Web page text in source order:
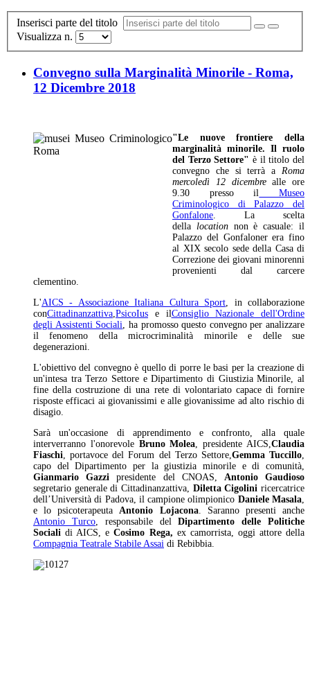
Inserisci parte del titolo
Visualizza n.
Convegno sulla Marginalità Minorile - Roma,
12 Dicembre 2018
"Le nuove frontiere della
marginalità minorile. Il ruolo
del Terzo Settore" è il titolo del
convegno che si terrà a Roma
mercoledì 12 dicembrealle ore
9.30 presso il
Museo
Criminologico di Palazzo del
Gonfalone . La scelta
della locationnon è casuale: il
Palazzo del Gonfaloner era fino
al XIX secolo sede della Casa di
Correzione dei giovani minorenni
provenienti dal carcere
clementino.
L'AICS - Associazione Italiana Cultura Sport , in collaborazione
conCittadinanzattiva PsicoIus e ilConsiglio Nazionale dell'Ordine
degli Assistenti Sociali , ha promosso questo convegno per analizzare
il fenomeno della microcriminalità minorile e delle sue
degenerazioni.
L'obiettivo del convegno è quello di porre le basi per la creazione di
un'intesa tra Terzo Settore e Dipartimento di Giustizia Minorile, al
fine della costruzione di una rete di volontariato capace di fornire
risposte efficaci ai giovanissimi e alle giovanissime ad alto rischio di
disagio.
Sarà un'occasione di apprendimento e confronto, alla quale
interverranno l'onorevoleBruno Molea , presidente AICS,Claudia
Fiaschi , portavoce del Forum del Terzo Settore, Gemma Tuccillo
capo del Dipartimento per la giustizia minorile e di comunità,
Gianmario Gazzi presidente del CNOAS, Antonio Gaudioso
segretario generale di Cittadinanzattiva, Diletta Cigolini ricercatrice
dell’Università di Padova, il campione olimpionico Daniele Masala
e lo psicoterapeuta Antonio Lojacona. Saranno presenti anche
Antonio Turco, responsabile delDipartimento delle Politiche
Sociali di AICS, eCosimo Rega, ex camorrista, oggi attore della
Compagnia Teatrale Stabile Assai di Rebibbia.